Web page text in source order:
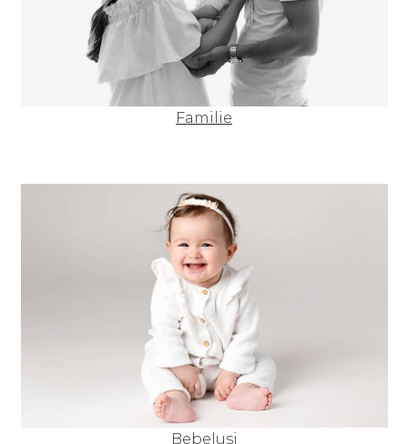
Familie
Bebelusi